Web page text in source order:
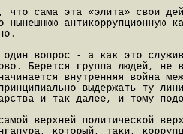
что сама эта «элита» свои
нынешнюю антикоррупционную
один вопрос - а как это
Берется группа людей, не
внутренняя война
выдержать ту
и так далее, и тому
верхней политической
который, таки,